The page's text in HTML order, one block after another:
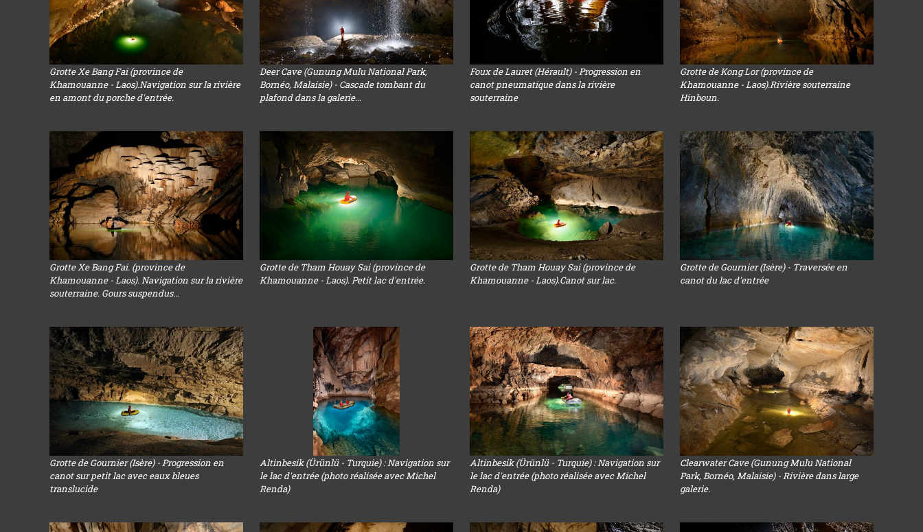
Grotte Xe Bang Fai (province de
Khamouanne - Laos).Navigation sur la rivière
en amont du porche d'entrée.
Deer Cave (Gunung Mulu National Park,
Bornéo, Malaisie) - Cascade tombant du
plafond dans la galerie...
Foux de Lauret (Hérault) - Progression en
canot pneumatique dans la rivière
souterraine
Grotte de Kong Lor (province de
Khamouanne - Laos).Rivière souterraine
Hinboun.
Grotte Xe Bang Fai. (province de
Khamouanne - Laos). Navigation sur la rivière
souterraine. Gours suspendus...
Grotte de Tham Houay Sai (province de
Khamouanne - Laos). Petit lac d'entrée.
Grotte de Tham Houay Sai (province de
Khamouanne - Laos).Canot sur lac.
Grotte de Gournier (Isère) - Traversée en
canot du lac d'entrée
Grotte de Gournier (Isère) - Progression en
canot sur petit lac avec eaux bleues
translucide
Altinbesik (Ürünlü - Turquie) : Navigation sur
le lac d'entrée (photo réalisée avec Michel
Renda)
Altinbesik (Ürünlü - Turquie) : Navigation sur
le lac d'entrée (photo réalisée avec Michel
Renda)
Clearwater Cave (Gunung Mulu National
Park, Bornéo, Malaisie) - Rivière dans large
galerie.